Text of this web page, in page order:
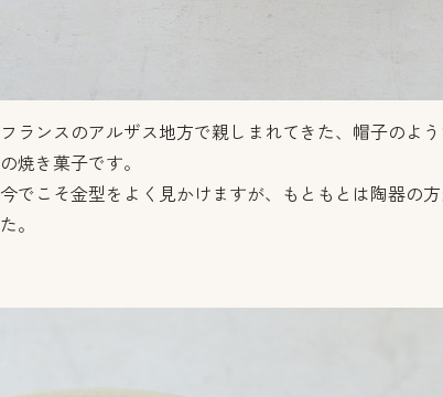
フランスのアルザス地方で親しまれてきた、帽子のよ
の焼き菓子です。
今でこそ金型をよく見かけますが、もともとは陶器の
た。